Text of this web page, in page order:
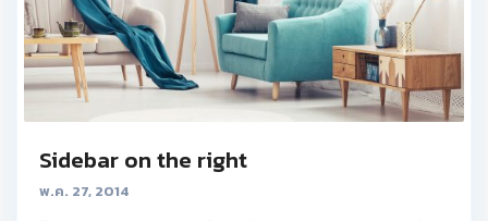
Sidebar on the right
พ.ค. 27, 2014